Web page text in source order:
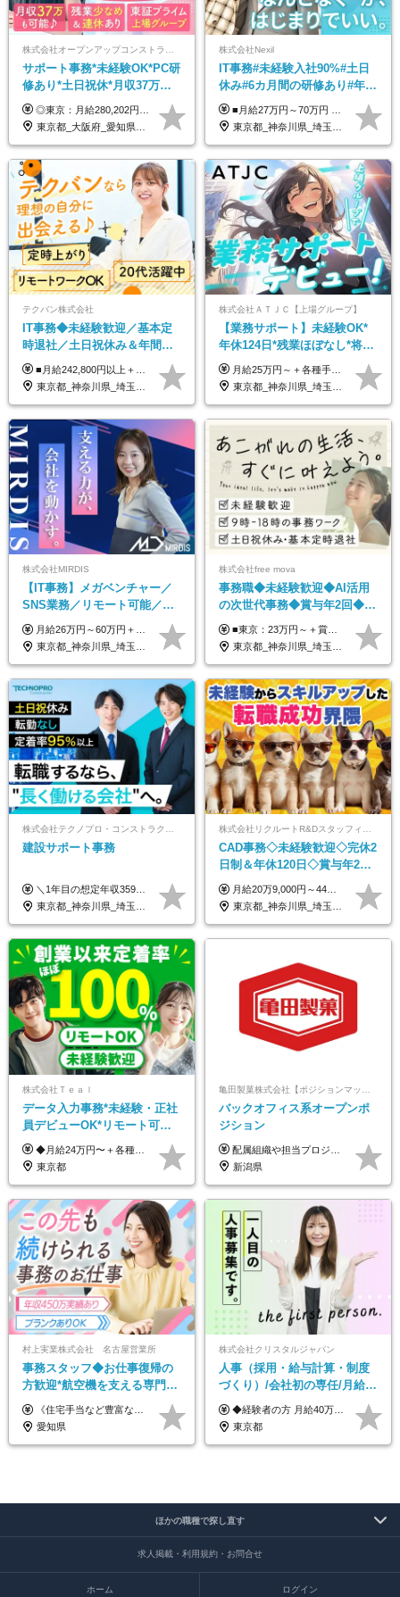
サポート事務*未経験OK*PC研
修あり*土日祝休*月収37万円
可*面接1回/o
◎東京：月給280,202円～402,430円 ◎大阪：月給269,824円～392,052円 ◎名古屋：月給285,967円～408,195円 ◎その他：月給265,212円～387,440円 ※試用期間3か月／待遇は研修期間中のみ変更あり （東京：23.9万円～、大阪：月給23.4万円～、名古屋：月給24.2万円～、その他：月給23.1万円～） ※固定残業代（配属後に支給）・一律手当を含む ※固定残業代は残業がない場合も支給し、超過分は別途支給する ※年齢、経験、能力を考慮し、支給額を決定します。
東京都_大阪府_愛知県_北海道_宮城県_新潟県_石川県_静岡県_広島県_福岡県_沖縄県
株式会社Nexil
IT事務#未経験入社90%#土日
休み#6カ月間の研修あり#年休
125日以上#残業月5h以下#リ
モート可
■月給27万円～70万円 ※経験・スキルなどを考慮して決定します。 ※上記金額には固定残業代（月15時間相当分／26,300円～73,500円）を含みます。 超過分は別途支給します。 ★最大200万円の昇給アップを叶えたメンバーも！ ￣￣￣V￣￣￣￣￣￣￣￣￣￣￣￣￣￣￣￣￣￣￣ 社員の頑張りはしっかり評価・還元！ はじめは経験がなくても、頑張り次第で早期キャリアアップも狙える環境が充実！ 実際に、昇給で最大200万円給与が上がった先輩社員も活躍中！ 社員のモチベーションも高く維持しながら働けます◎ ★一人でも多くの方とお会いしたいと考えています！ ￣￣￣V￣￣￣￣￣￣￣￣￣￣￣￣￣￣￣￣￣￣￣￣ 現在活躍中の先輩たちの前職は、営業や飲食、 美容師や銀行員、アパレル店員など、多彩！ パソコンが苦手だったメンバーも今では第一線で活躍中です！
東京都_神奈川県_埼玉県_千葉県_大阪府_愛知県_北海道_青森県_岩手県_宮城県_秋田県_山形県_福島県_茨城県_栃木県_群馬県_新潟県_山梨県_長野県_富山県_石川県_福井県_静岡県_岐阜県_三重県_兵庫県_京都府_滋賀県_奈良県_和歌山県_広島県_岡山県_鳥取県_島根県_山口県_徳島県_香川県_愛媛県_高知県_福岡県_熊本県_佐賀県_長崎県_大分県_宮崎県_鹿児島県_沖縄県
テクバン株式会社
IT事務◆未経験歓迎／基本定
時退社／土日祝休み＆年間休
日123日／賞与年2回／研修制
度充実／リモートOK
■月給242,800円以上＋諸手当＋賞与年2回＋業績賞与 ※固定残業代32,813円～/20時間分を含む ※超過分は別途支給 ※経験・年齢を考慮の上、当社規定により決定 ※試用期間6ヵ月間（待遇に差異なし）
東京都_神奈川県_埼玉県_千葉県
株式会社ＡＴＪＣ【上場グループ】
【業務サポート】未経験OK*
年休124日*残業ほぼなし*将来
活かせる専門スキル
月給25万円～＋各種手当（家族、資格、住宅など） ★ご経験をお持ちの方は前職給与保証！ ※試用期間は6ヶ月 ※上記には固定残業代（33,784円～／20時間分）を含みます。超過分は追加支給致します。 ※経験・スキル・能力を考慮して決定します。ご経験者の方の経験フェーズは不問です。 ＜各種手当＞ 住宅手当／家族手当／資格手当／特別手当など
東京都_神奈川県_埼玉県_千葉県
株式会社MIRDIS
【IT事務】メガベンチャー／
SNS業務／リモート可能／未
経験◎
月給26万円～60万円＋賞与1回＋各種手当 ★Point：経験者の方は100％年収UPでの待遇提示も可能！ ※試用期間6カ月 ※期間中は月給20万円以上～スタート ※期間中は契約社員
東京都_神奈川県_埼玉県_千葉県
株式会社free mova
事務職◆未経験歓迎◆AI活用
の次世代事務◆賞与年2回◆ネ
イルOK◆残業なし/4JIM
■東京：23万円～＋賞与年2回 ■その他：22万円～＋賞与年2回 ※給与はスキル・経験・能力を考慮して決定します。 ※残業代は別途支給いたします。 ※実績により随時基本給アップが可能。 入社1年で8～9万円上がった実績もあります！ ＜各種手当＞ ■皆勤手当（インセンティブ） ■交通費全額支給 ■資格祝い金（1万円～4万円） └MOS、日商簿記、TOEIC、秘書検定、ITパスポートなど
東京都_神奈川県_埼玉県_千葉県_大阪府_愛知県_北海道_青森県_岩手県_宮城県_秋田県_山形県_福島県_茨城県_栃木県_群馬県_新潟県_山梨県_長野県_富山県_石川県_福井県_静岡県_岐阜県_三重県_兵庫県_京都府_滋賀県_奈良県_和歌山県_広島県_岡山県_鳥取県_島根県_山口県_徳島県_香川県_愛媛県_高知県_福岡県_熊本県_佐賀県_長崎県_大分県_宮崎県_鹿児島県_沖縄県
株式会社テクノプロ・コンストラクション
建設サポート事務
＼1年目の想定年収359万円～407万円／ 下記(1)～(3)のいずれかを、ご希望や適性を考慮したうえで決定します。 (1)月給23万1,000円＋賞与年2回（計2ヶ月分） (2)月給26万5,000円＋賞与なし （一律支給の業績手当6万6,200円を含む） (3)月給29万5,675円＋賞与なし （一律支給の業績手当6万6,200円＋固定残業手当15時間分／3万675円を含む※超過分は別途支給） ▼(3)の場合の入社時研修中の給与 月給26万5,000円＋賞与なし （一律支給の業績手当6万6,200円を含む） ※試用期間は2ヶ月間です。 期間中の給与・待遇に変更はありません。
東京都_神奈川県_埼玉県_千葉県_大阪府_愛知県_北海道_青森県_岩手県_宮城県_秋田県_山形県_福島県_茨城県_栃木県_群馬県_新潟県_山梨県_長野県_富山県_石川県_福井県_静岡県_岐阜県_三重県_兵庫県_京都府_滋賀県_奈良県_和歌山県_広島県_岡山県_鳥取県_島根県_山口県_徳島県_香川県_愛媛県_高知県_福岡県_熊本県_佐賀県_長崎県_大分県_宮崎県_鹿児島県_沖縄県
株式会社リクルートR&Dスタッフィング【リクルートグループ】
CAD事務◇未経験歓迎◇完休2
日制＆年休120日◇賞与年2回
◇住宅手当制度・社員寮あ
り/j1
月給20万9,000円～44万円 ※試用期間6カ月あり（期間中の待遇に変更なし） ※経験・能力・前給を考慮の上、決定いたします ※時間外手当100％支給 ※派遣就業先が変更となる場合には、就業規則、労使協定等に基づき賃金が変更となる可能性があります
東京都_神奈川県_埼玉県_千葉県_大阪府_愛知県_青森県_岩手県_宮城県_秋田県_山形県_福島県_茨城県_栃木県_群馬県_山梨県_長野県_福井県_静岡県_岐阜県_三重県_兵庫県_京都府_滋賀県_奈良県_広島県_岡山県_山口県_香川県_福岡県_熊本県_佐賀県_長崎県_大分県_宮崎県_鹿児島県
株式会社Ｔｅａｌ
データ入力事務*未経験・正社
員デビューOK*リモート可能*
年間休日124日*面接1回*実働
7.5時間
◆月給24万円〜＋各種手当 ※残業代全額支給 ※試用期間6ヶ月（期間中も給与・待遇に変更なし）
東京都
バックオフィス系オープンポ
ジション
配属組織や担当プロジェクトにより異なります。 想定年収：450万円～1100万円 ※ご経験やスキルに応じて決定します。 ※上記想定年収はあくまでも目安の金額であり、 選考を通じて上下する可能性があります。
新潟県
村上実業株式会社 名古屋営業所
事務スタッフ◆お仕事復帰の
方歓迎*航空機を支える専門商
社*年収450万実績あり*車道駅
より徒歩4分*服装自由
《住宅手当など豊富な手当で月給＋α！》 ★年収450万円実績あり ★住宅手当 ★家族手当 月給22万円～＋賞与年2回＋業績賞与(※業績による／過去3か月分支給実績あり) ※経験・スキルを考慮の上、決定します ※残業代は全額支給します ※試用期間3ヶ月間あり（期間中の給与・待遇に差異はありません）
愛知県
株式会社クリスタルジャパン
人事（採用・給与計算・制度
づくり）/会社初の専任/月給40
万円～可/残業10h/土日祝休み/
年休120日以上
◆経験者の方 月給40万円～65万円＋賞与年2回 【給与イメージ】 人事経験5年程度：月給45万円～ ◆未経験の方 月給35万円～65万円＋賞与年2回 ※経験・スキルを考慮のうえ、優遇いたします。 ※試用期間は3ヶ月です。期間中の給与・待遇に変更はありません。 ※上記月給には、固定残業代（月45時間分／8.8万円～16.5万円）を含みます。 ※固定残業時間を超過した場合は、超過分を別途全額支給いたします。 【固定残業代について】 固定残業45時間分（88,000円～165,000円）を含む ※超過分は別途全額支給
東京都
ほかの職種で探し直す
求人掲載・利用規約・お問合せ
ホーム ログイン